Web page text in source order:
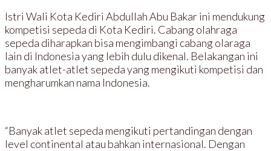
Istri Wali Kota Kediri Abdullah Abu Bakar ini mendukung
kompetisi sepeda di Kota Kediri. Cabang olahraga
sepeda diharapkan bisa mengimbangi cabang olaraga
lain di Indonesia yang lebih dulu dikenal. Belakangan ini
banyak atlet-atlet sepeda yang mengikuti kompetisi dan
mengharumkan nama Indonesia.
“Banyak atlet sepeda mengikuti pertandingan dengan
level continental atau bahkan internasional. Dengan